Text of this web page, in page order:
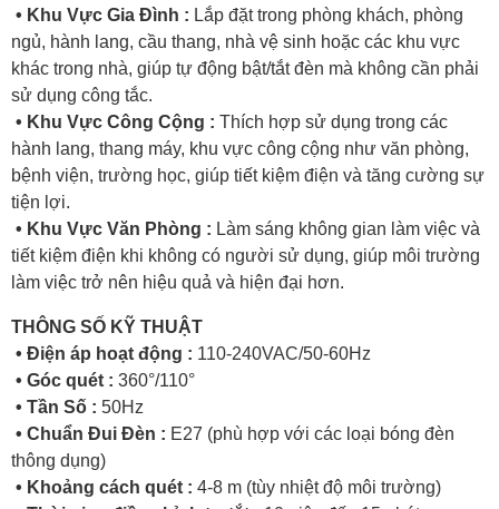
• Khu Vực Gia Đình : Lắp đặt trong phòng khách, phòng
ngủ, hành lang, cầu thang, nhà vệ sinh hoặc các khu vực
khác trong nhà, giúp tự động bật/tắt đèn mà không cần phải
sử dụng công tắc.
• Khu Vực Công Cộng : Thích hợp sử dụng trong các
hành lang, thang máy, khu vực công cộng như văn phòng,
bệnh viện, trường học, giúp tiết kiệm điện và tăng cường sự
tiện lợi.
• Khu Vực Văn Phòng : Làm sáng không gian làm việc và
tiết kiệm điện khi không có người sử dụng, giúp môi trường
làm việc trở nên hiệu quả và hiện đại hơn.
THÔNG SỐ KỸ THUẬT
• Điện áp hoạt động : 110-240VAC/50-60Hz
• Góc quét : 360°/110°
• Tần Số : 50Hz
• Chuẩn Đui Đèn : E27 (phù hợp với các loại bóng đèn
thông dụng)
• Khoảng cách quét : 4-8 m (tùy nhiệt độ môi trường)